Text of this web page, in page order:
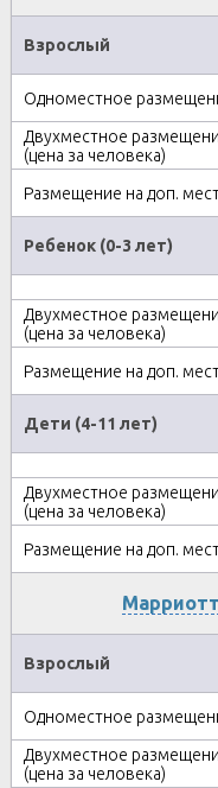
Взрослый
Ребенок (0-3 лет)
Дети (4-11 лет)
Взрослый